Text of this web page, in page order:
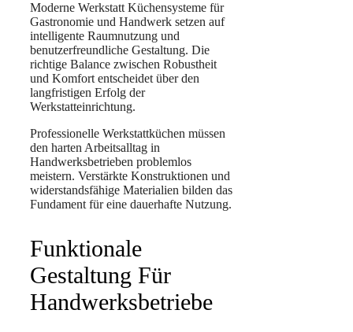
Moderne Werkstatt Küchensysteme für
Gastronomie und Handwerk setzen auf
intelligente Raumnutzung und
benutzerfreundliche Gestaltung. Die
richtige Balance zwischen Robustheit
und Komfort entscheidet über den
langfristigen Erfolg der
Werkstatteinrichtung.
Professionelle Werkstattküchen müssen
den harten Arbeitsalltag in
Handwerksbetrieben problemlos
meistern. Verstärkte Konstruktionen und
widerstandsfähige Materialien bilden das
Fundament für eine dauerhafte Nutzung.
Funktionale
Gestaltung Für
Handwerksbetriebe